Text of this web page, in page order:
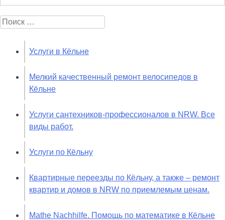
Search for:
Услуги в Кёльне
Мелкий качественный ремонт велосипедов в
Кёльне
Услуги сантехников-профессионалов в NRW. Все
виды работ.
Услуги по Кёльну
Квартирные переезды по Кёльну, а также – ремонт
квартир и домов в NRW по приемлемым ценам.
Mathe Nachhilfe. Помощь по математике в Кёльне